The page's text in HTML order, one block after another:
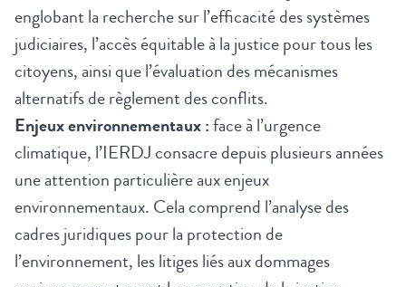
englobant la recherche sur l’efficacité des systèmes
judiciaires, l’accès équitable à la justice pour tous les
citoyens, ainsi que l’évaluation des mécanismes
alternatifs de règlement des conflits.
Enjeux environnementaux :face à l’urgence
climatique, l’IERDJ consacre depuis plusieurs années
une attention particulière aux enjeux
environnementaux. Cela comprend l’analyse des
cadres juridiques pour la protection de
l’environnement, les litiges liés aux dommages